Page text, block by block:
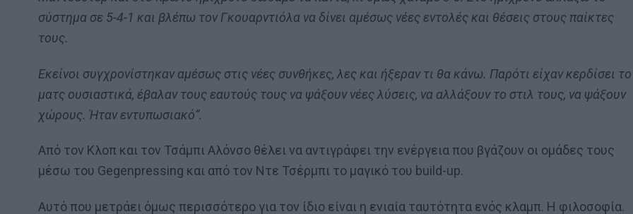
σύστημα σε 5-4-1 και βλέπω τον Γκουαρντιόλα να δίνει αμέσως νέες εντολές και θέσεις στους παίκτες
τους.
Εκείνοι συγχρονίστηκαν αμέσως στις νέες συνθήκες, λες και ήξεραν τι θα κάνω. Παρότι είχαν κερδίσει το
ματς ουσιαστικά, έβαλαν τους εαυτούς τους να ψάξουν νέες λύσεις, να αλλάξουν το στιλ τους, να ψάξουν
χώρους. Ήταν εντυπωσιακό”.
Από τον Κλοπ και τον Τσάμπι Αλόνσο θέλει να αντιγράφει την ενέργεια που βγάζουν οι ομάδες τους
μέσω του Gegenpressing και από τον Ντε Τσέρμπι το μαγικό του build-up.
Αυτό που μετράει όμως περισσότερο για τον ίδιο είναι η ενιαία ταυτότητα ενός κλαμπ. Η φιλοσοφία.